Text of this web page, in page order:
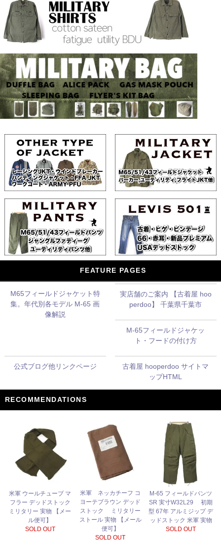
FEATURE PAGES
M65フィールドジャケット特
集。年代別各モデル M-65 画
像解説
実店舗のご案内 【古着屋 hoo
perdoo】 千葉県千葉市
M-65フィールドジャケッ
ト・フードの付け方
公式ブログ他リンクページ
古着屋 hooperdoo サイトマ
ップHTML
RECOMMENDATIONS
米軍 ウールチューブ マ
フラー デッドストック
ミリタリー 実物 【メー
ル便可】
SOLD OUT
米軍 ネッカチーフ コ
ヨーテブラウン デッド
ストック ミリタリー
ストール 実物 【メール
便可】
SOLD OUT
M-65 フィールドパンツ
SR 実寸W32L29 初期
型 67年 アルミジップ デ
ッドストック 米軍 実物
SOLD OUT